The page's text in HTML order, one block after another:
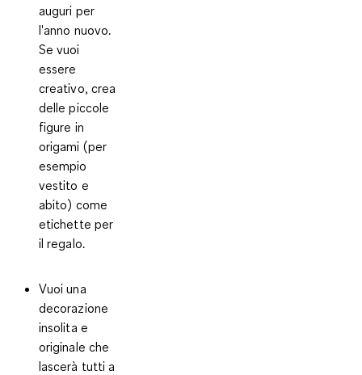
auguri per
l'anno nuovo.
Se vuoi
essere
creativo, crea
dellepiccole
figure in
origami (per
esempio
vestito e
abito) come
etichette per
il regalo.
Vuoi una
decorazione
insolita e
originale che
lascerà tutti a